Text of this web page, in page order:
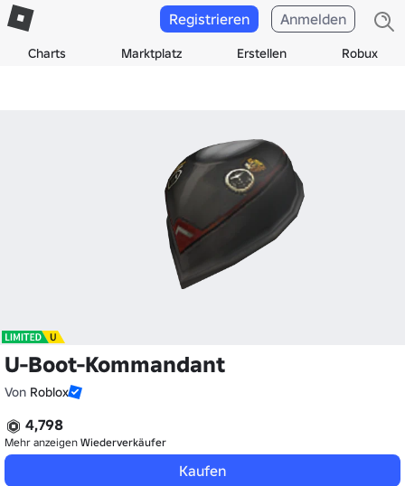
Charts Marktplatz Erstellen Robux
Registrieren Anmelden
U-Boot-Kommandant
Von Roblox
4,798
Mehr anzeigen Wiederverkäufer
Kaufen